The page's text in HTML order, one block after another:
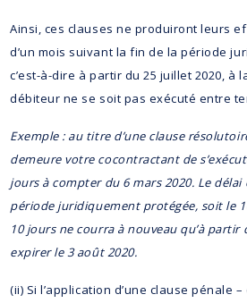
Ainsi, ces clauses ne produiront leurs
d’un mois suivant la fin de la période
c’est-à-dire à partir du 25 juillet 2020, à
débiteur ne se soit pas exécuté entre
Exemple : au titre d’une clause
demeure votre cocontractant de
jours à compter du 6 mars 2020. Le
période juridiquement protégée, soit le
10 jours ne courra à nouveau qu’à
expirer le 3 août 2020.
(ii) Si l’application d’une clause pénale –